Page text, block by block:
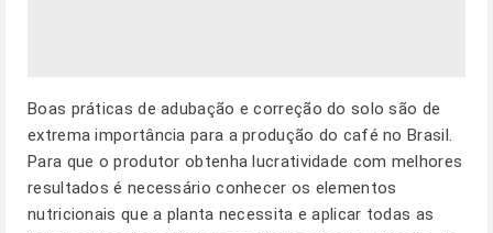
Boas práticas de adubação e correção do solo são de
extrema importância para a produção do café no Brasil.
Para que o produtor obtenha lucratividade com melhores
resultados é necessário conhecer os elementos
nutricionais que a planta necessita e aplicar todas as